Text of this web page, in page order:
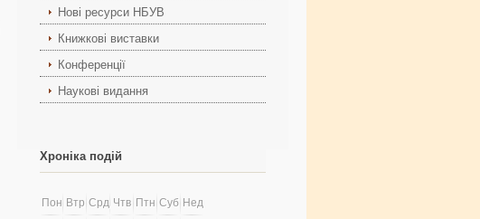
Нові ресурси НБУВ
Книжкові виставки
Конференції
Наукові видання
Хроніка подій
Пон Втр Срд Чтв Птн Суб Нед